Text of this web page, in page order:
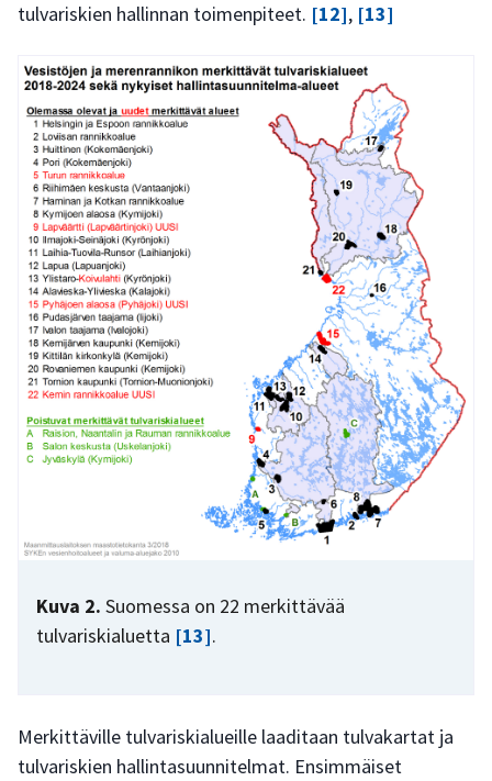
tulvariskien hallinnan toimenpiteet. [12], [13]
Kuva 2. Suomessa on 22 merkittävää
tulvariskialuetta [13].
Merkittäville tulvariskialueille laaditaan tulvakartat ja
tulvariskien hallintasuunnitelmat. Ensimmäiset